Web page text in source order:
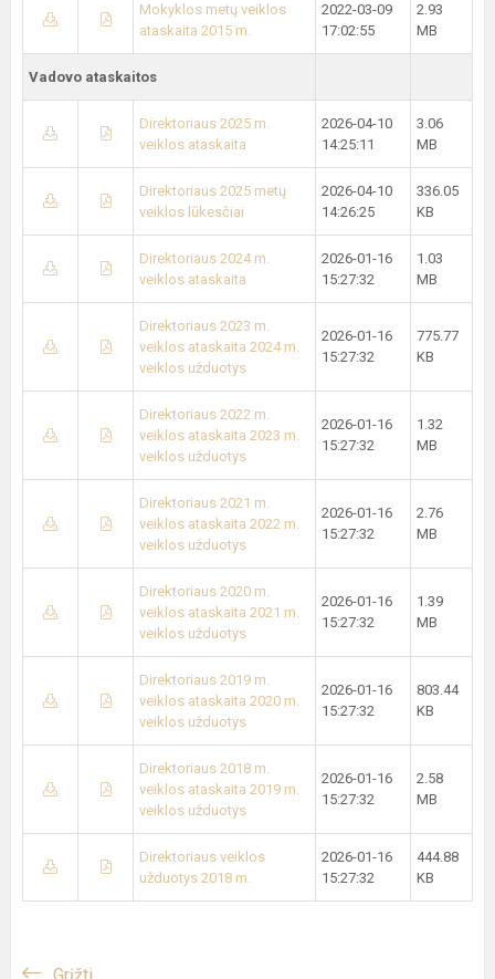
Mokyklos metų veiklos
ataskaita 2015 m.
2022-03-09
17:02:55
2.93
MB
Vadovo ataskaitos
Direktoriaus 2025 m.
veiklos ataskaita
2026-04-10
14:25:11
3.06
MB
Direktoriaus 2025 metų
veiklos lūkesčiai
2026-04-10
14:26:25
336.05
KB
Direktoriaus 2024 m.
veiklos ataskaita
2026-01-16
15:27:32
1.03
MB
Direktoriaus 2023 m.
veiklos ataskaita 2024 m.
veiklos užduotys
2026-01-16
15:27:32
775.77
KB
Direktoriaus 2022 m.
veiklos ataskaita 2023 m.
veiklos užduotys
2026-01-16
15:27:32
1.32
MB
Direktoriaus 2021 m.
veiklos ataskaita 2022 m.
veiklos užduotys
2026-01-16
15:27:32
2.76
MB
Direktoriaus 2020 m.
veiklos ataskaita 2021 m.
veiklos užduotys
2026-01-16
15:27:32
1.39
MB
Direktoriaus 2019 m.
veiklos ataskaita 2020 m.
veiklos užduotys
2026-01-16
15:27:32
803.44
KB
Direktoriaus 2018 m.
veiklos ataskaita 2019 m.
veiklos užduotys
2026-01-16
15:27:32
2.58
MB
Direktoriaus veiklos
užduotys 2018 m.
2026-01-16
15:27:32
444.88
KB